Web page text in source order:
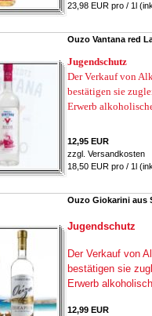
23,98 EUR pro / 1l
Ouzo Vantana red
Jugendschutz
Der Verkauf von
bestätigen sie
Erwerb
12,95 EUR
zzgl. Versandkosten
18,50 EUR pro / 1l
Ouzo Giokarini aus
Jugendschutz
Der Verkauf von
bestätigen sie
Erwerb
12,99 EUR